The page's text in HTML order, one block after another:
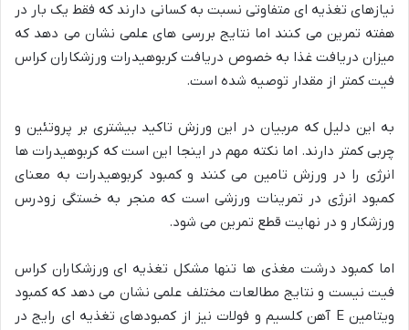
نیازهای تغذیه ای متفاوتی نسبت به کسانی دارند که فقط یک بار در
هفته تمرین می کنند اما نتایج بررسی های علمی نشان می دهد که
میزان دریافت غذا به خصوص دریافت کربوهیدرات ورزشکاران کراس
فیت کمتر از مقدار توصیه شده است.
به این دلیل که مربیان در این ورزش تاکید بیشتری بر پروتئین و
چربی کمتر دارند. اما نکته مهم در اینجا این است که کربوهیدرات ها
انرژی را در ورزش تامین می کنند و کمبود کربوهیدرات به معنای
کمبود انرژی در تمرینات ورزشی است که منجر به خستگی زودرس
ورزشکار و در نهایت قطع تمرین می شود.
اما کمبود درشت مغذی ها تنها مشکل تغذیه ای ورزشکاران کراس
فیت نیست و نتایج مطالعات مختلف علمی نشان می دهد که کمبود
ویتامین E آهن کلسیم و فولات نیز از کمبودهای تغذیه ای رایج در